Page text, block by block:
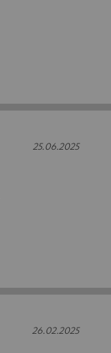
25.06.2025
26.02.2025